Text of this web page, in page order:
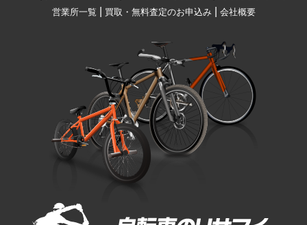
営業所一覧
買取・無料査定のお申込み| 会社概要